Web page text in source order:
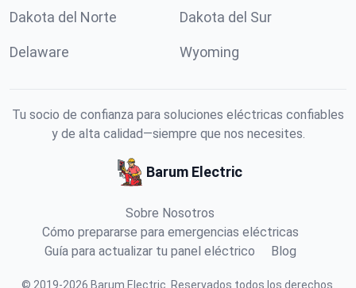
Dakota del Norte Dakota del Sur
Delaware Wyoming
Tu socio de confianza para soluciones eléctricas confiables
y de alta calidad—siempre que nos necesites.
Barum Electric
Sobre Nosotros
Cómo prepararse para emergencias eléctricas
Guía para actualizar tu panel eléctrico
Blog
© 2019-2026 Barum Electric Reservados todos los derechos.